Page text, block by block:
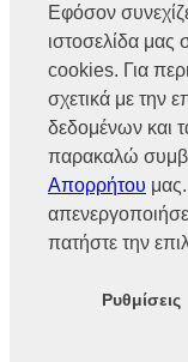
Εφόσον
ιστοσελίδα μας
cookies. Για
σχετικά με την
δεδομένων και
παρακαλώ
Απορρήτου
πατήστε την
Ρυθμίσεις
Μάθετε Περισσότερα
Η Εταιρεία
Brands
Νέα
Οικονομικά
Υποστήριξη
Επικοινωνία
Γίνε συνεργάτης
Πολιτική